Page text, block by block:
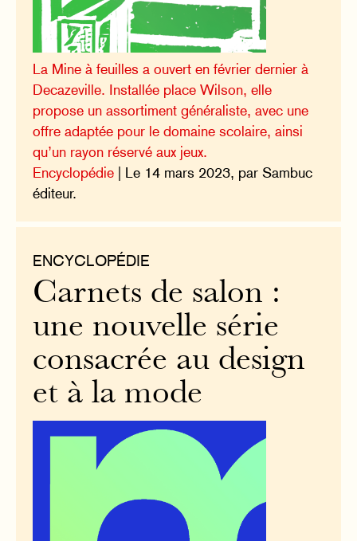
La Mine à feuilles a ouvert en février dernier à
Decazeville. Installée place Wilson, elle
propose un assortiment généraliste, avec une
offre adaptée pour le domaine scolaire, ainsi
qu’un rayon réservé aux jeux.
Encyclopédie | Le 14 mars 2023, par Sambuc
éditeur.
ENCYCLOPÉDIE
Carnets de salon :
une nouvelle série
consacrée au design
et à la mode